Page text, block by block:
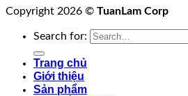
Copyright 2026 © TuanLam Corp
Search for:
Trang chủ
Giới thiệu
Sản phẩm